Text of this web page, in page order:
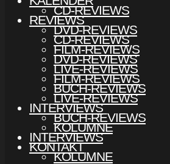
CD-REVIEWS
DVD-REVIEWS
FILM-REVIEWS
LIVE-REVIEWS
BUCH-REVIEWS
INTERVIEWS
KOLUMNE
KONTAKT
REVIEWS
CD-REVIEWS
DVD-REVIEWS
FILM-REVIEWS
LIVE-REVIEWS
BUCH-REVIEWS
INTERVIEWS
KOLUMNE